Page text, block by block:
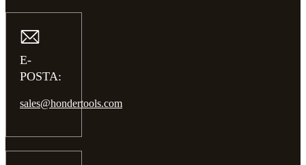
E-
POSTA:
sales@hondertools.com